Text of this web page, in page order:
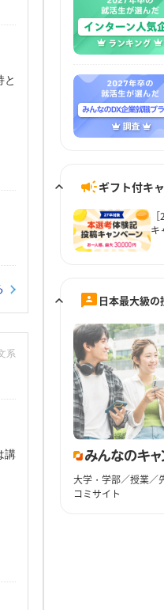
と
系
講
ギフト付キ
キ
日本最大級の
大学・学部／授業／
コミサイト